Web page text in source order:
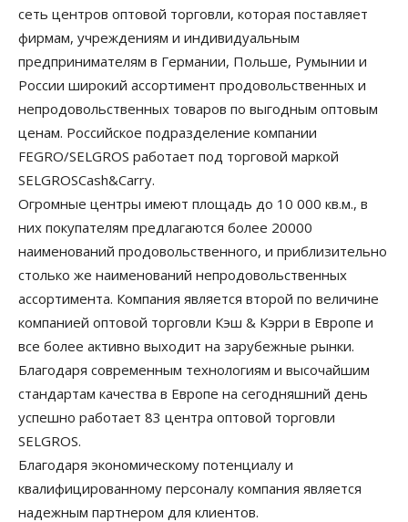
сеть центров оптовой торговли, которая поставляет
фирмам, учреждениям и индивидуальным
предпринимателям в Германии, Польше, Румынии и
России широкий ассортимент продовольственных и
непродовольственных товаров по выгодным оптовым
ценам. Российское подразделение компании
FEGRO/SELGROS работает под торговой маркой
SELGROSCash&Carry.
Огромные центры имеют площадь до 10 000 кв.м., в
них покупателям предлагаются более 20000
наименований продовольственного, и приблизительно
столько же наименований непродовольственных
ассортимента. Компания является второй по величине
компанией оптовой торговли Кэш & Кэрри в Европе и
все более активно выходит на зарубежные рынки.
Благодаря современным технологиям и высочайшим
стандартам качества в Европе на сегодняшний день
успешно работает 83 центра оптовой торговли
SELGROS.
Благодаря экономическому потенциалу и
квалифицированному персоналу компания является
надежным партнером для клиентов.